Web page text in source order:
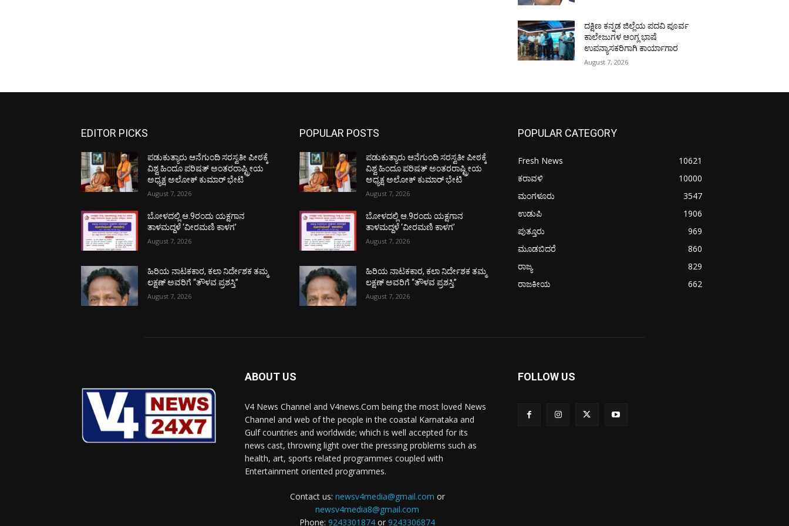
ದಕ್ಷಿಣ ಕನ್ನಡ ಜಿಲ್ಲೆಯ ಪದವಿ ಪೂರ್ವ
ಕಾಲೇಜುಗಳ ಆಂಗ್ಲ ಭಾಷೆ
ಉಪನ್ಯಾಸಕರಿಗಾಗಿ ಕಾರ್ಯಾಗಾರ
August 7, 2026
EDITOR PICKS
ಪಡುಕುತ್ಯಾರು ಆನೆಗುಂದಿ ಸರಸ್ವತೀ ಪೀಠಕ್ಕೆ
ವಿಶ್ವ ಹಿಂದೂ ಪರಿಷತ್ ಅಂತರರಾಷ್ಟ್ರೀಯ
ಅಧ್ಯಕ್ಷ ಅಲೋಕ್ ಕುಮಾರ್ ಭೇಟಿ
August 7, 2026
ಬೋಳದಲ್ಲಿ ಆ.9ರಂದು ಯಕ್ಷಗಾನ
ತಾಳಮದ್ದಳೆ ‘ವೀರಮಣಿ ಕಾಳಗ’
August 7, 2026
ಹಿರಿಯ ನಾಟಕಕಾರ, ಕಲಾ ನಿರ್ದೇಶಕ ತಮ್ಮ
ಲಕ್ಷಣ್ ಅವರಿಗೆ “ತೌಳವ ಪ್ರಶಸ್ತಿ”
August 7, 2026
POPULAR POSTS
ಪಡುಕುತ್ಯಾರು ಆನೆಗುಂದಿ ಸರಸ್ವತೀ ಪೀಠಕ್ಕೆ
ವಿಶ್ವ ಹಿಂದೂ ಪರಿಷತ್ ಅಂತರರಾಷ್ಟ್ರೀಯ
ಅಧ್ಯಕ್ಷ ಅಲೋಕ್ ಕುಮಾರ್ ಭೇಟಿ
August 7, 2026
ಬೋಳದಲ್ಲಿ ಆ.9ರಂದು ಯಕ್ಷಗಾನ
ತಾಳಮದ್ದಳೆ ‘ವೀರಮಣಿ ಕಾಳಗ’
August 7, 2026
ಹಿರಿಯ ನಾಟಕಕಾರ, ಕಲಾ ನಿರ್ದೇಶಕ ತಮ್ಮ
ಲಕ್ಷಣ್ ಅವರಿಗೆ “ತೌಳವ ಪ್ರಶಸ್ತಿ”
August 7, 2026
POPULAR CATEGORY
Fresh News
10621
ಕರಾವಳಿ
10000
ಮಂಗಳೂರು
3547
ಉಡುಪಿ
1906
ಪುತ್ತೂರು
969
ಮೂಡಬಿದರೆ
860
ರಾಜ್ಯ
829
ರಾಜಕೀಯ
662
ABOUT US
V4 News Channel and V4news.Com being the most loved News
Channel and web of the people in the coastal Karnataka and
Gulf countries and worldwide; which is well accepted for its
news cast, throwing light over the pressing problems such as
health, art, sports related programmes coupled with
Entertainment oriented programmes.
Contact us: newsv4media@gmail.com or
newsv4media8@gmail.com
Phone: 9243301874 or 9243306874
FOLLOW US